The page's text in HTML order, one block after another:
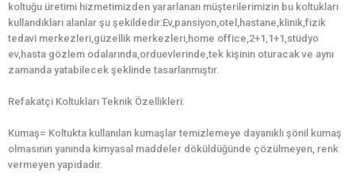
koltuğu üretimi hizmetimizden yararlanan müşterilerimizin bu koltukları
kullandıkları alanlar şu şekildedir:Ev,pansiyon,otel,hastane,klinik,fizik
tedavi merkezleri,güzellik merkezleri,home office,2+1,1+1,stüdyo
ev,hasta gözlem odalarında,orduevlerinde,tek kişinin oturacak ve aynı
zamanda yatabilecek şeklinde tasarlanmıştır.
Refakatçi Koltukları Teknik Özellikleri:
Kumaş= Koltukta kullanılan kumaşlar temizlemeye dayanıklı şönil kumaş
olmasının yanında kimyasal maddeler döküldüğünde çözülmeyen, renk
vermeyen yapıdadır.